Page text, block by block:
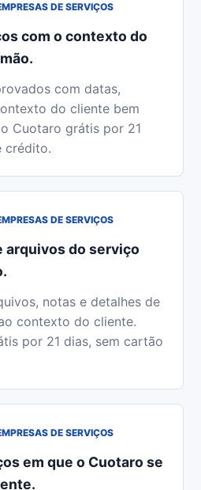
DE SERVIÇOS
com o contexto do
com datas,
do cliente bem
Cuotaro grátis por 21
crédito.
DE SERVIÇOS
arquivos do serviço
notas e detalhes de
contexto do cliente.
por 21 dias, sem cartão
DE SERVIÇOS
em que o Cuotaro se